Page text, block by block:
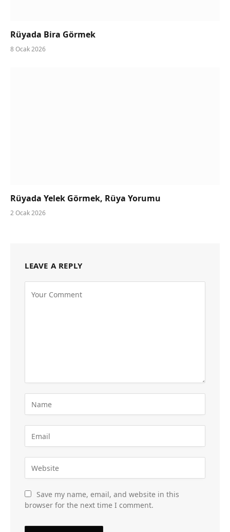
Rüyada Bira Görmek
8 Ocak 2026
Rüyada Yelek Görmek, Rüya Yorumu
2 Ocak 2026
LEAVE A REPLY
Save my name, email, and website in this
browser for the next time I comment.